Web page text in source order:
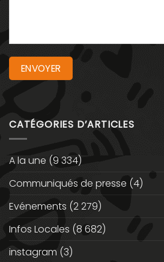
CATÉGORIES D’ARTICLES
A la une (9 334)
Communiqués de presse (4)
Evénements (2 279)
Infos Locales (8 682)
instagram (3)